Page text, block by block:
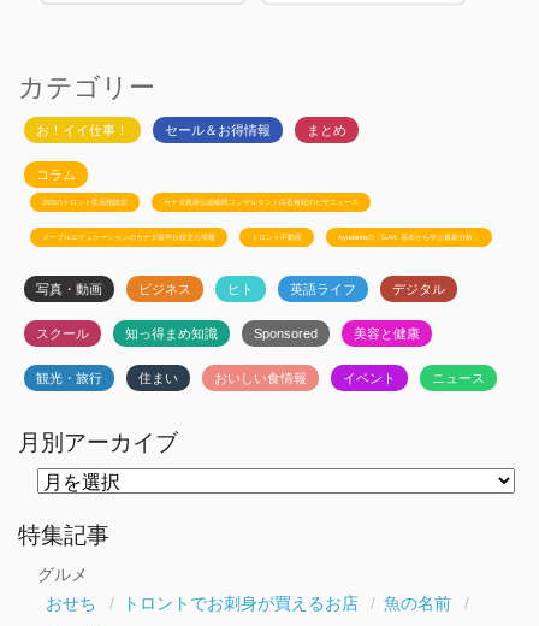
カテゴリー
お！イイ仕事！ セール＆お得情報 まとめ
コラム
JSSのトロント生活相談室 カナダ政府公認移民コンサルタント白石有紀のビザニュース
メープルエデュケーションのカナダ留学お役立ち情報 トロント不動産 Ayudanteの「GA4: 基本から学ぶ最新分析」
写真・動画 ビジネス ヒト 英語ライフ デジタル
スクール 知っ得まめ知識 Sponsored 美容と健康
観光・旅行 住まい おいしい食情報 イベント ニュース
月別アーカイブ
ー
カ
特集記事
グルメ
おせち
トロントでお刺身が買えるお店
魚の名前